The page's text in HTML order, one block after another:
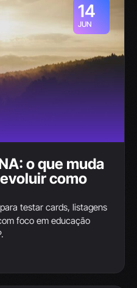
14
JUN
o que muda
como
testar cards, listagens
foco em educação